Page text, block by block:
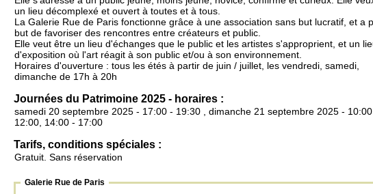
un lieu décomplexé et ouvert à toutes et à tous.
La Galerie Rue de Paris fonctionne grâce à une association sans but lucratif, et a
but de favoriser des rencontres entre créateurs et public.
Elle veut être un lieu d'échanges que le public et les artistes s'approprient, et un
d'exposition où l'art réagit à son public et/ou à son environnement.
Horaires d'ouverture : tous les étés à partir de juin / juillet, les vendredi, samedi,
dimanche de 17h à 20h
Journées du Patrimoine 2025 - horaires :
samedi 20 septembre 2025 - 17:00 - 19:30 , dimanche 21 septembre 2025 -
12:00, 14:00 - 17:00
Tarifs, conditions spéciales :
Gratuit. Sans réservation
Galerie Rue de Paris